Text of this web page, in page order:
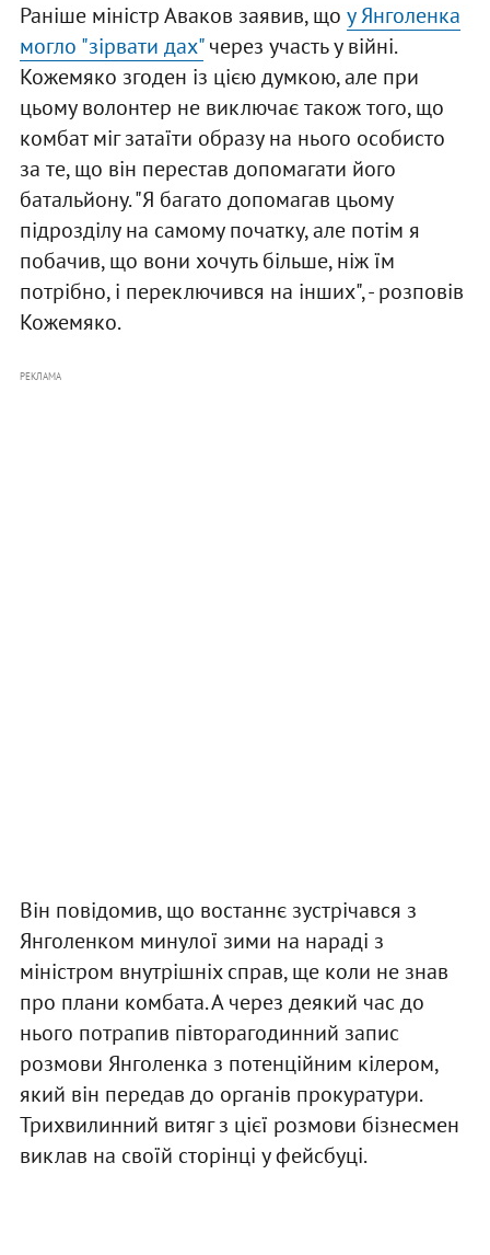
Раніше міністр Аваков заявив, що у Янголенка
могло "зірвати дах"через участь у війні.
Кожемяко згоден із цією думкою, але при
цьому волонтер не виключає також того, що
комбат міг затаїти образу на нього особисто
за те, що він перестав допомагати його
батальйону. "Я багато допомагав цьому
підрозділу на самому початку, але потім я
побачив, що вони хочуть більше, ніж їм
потрібно, і переключився на інших", - розповів
Кожемяко.
РЕКЛАМА
Він повідомив, що востаннє зустрічався з
Янголенком минулої зими на нараді з
міністром внутрішніх справ, ще коли не знав
про плани комбата. А через деякий час до
нього потрапив півторагодинний запис
розмови Янголенка з потенційним кілером,
який він передав до органів прокуратури.
Трихвилинний витяг з цієї розмови бізнесмен
виклав на своїй сторінці у фейсбуці.